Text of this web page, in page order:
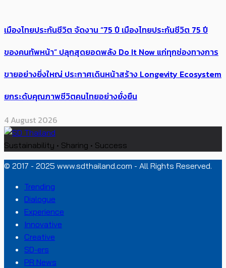
เมืองไทยประกันชีวิต จัดงาน “75 ปี เมืองไทยประกันชีวิต 75 ปี
ของคนทัพหน้า” ปลุกสุดยอดพลัง Do It Now แก่ทุกช่องทางการ
ขายอย่างยิ่งใหญ่ ประกาศเดินหน้าสร้าง Longevity Ecosystem
ยกระดับคุณภาพชีวิตคนไทยอย่างยั่งยืน
4 August 2026
Sustainability • Sharing • Success
© 2017 - 2025 www.sdthailand.com - All Rights Reserved.
Trending
Dialogue
Experience
Innovative
Creative
SD-ers
PR News